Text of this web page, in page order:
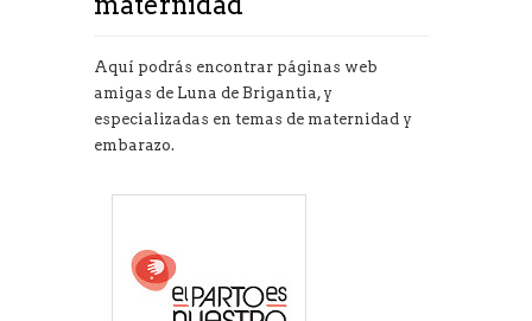
Aquí podrás encontrar páginas web
amigas de Luna de Brigantia, y
especializadas en temas de maternidad y
embarazo.